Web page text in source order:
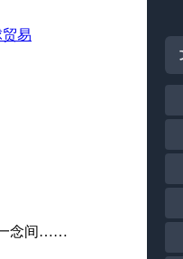
易
一念间……